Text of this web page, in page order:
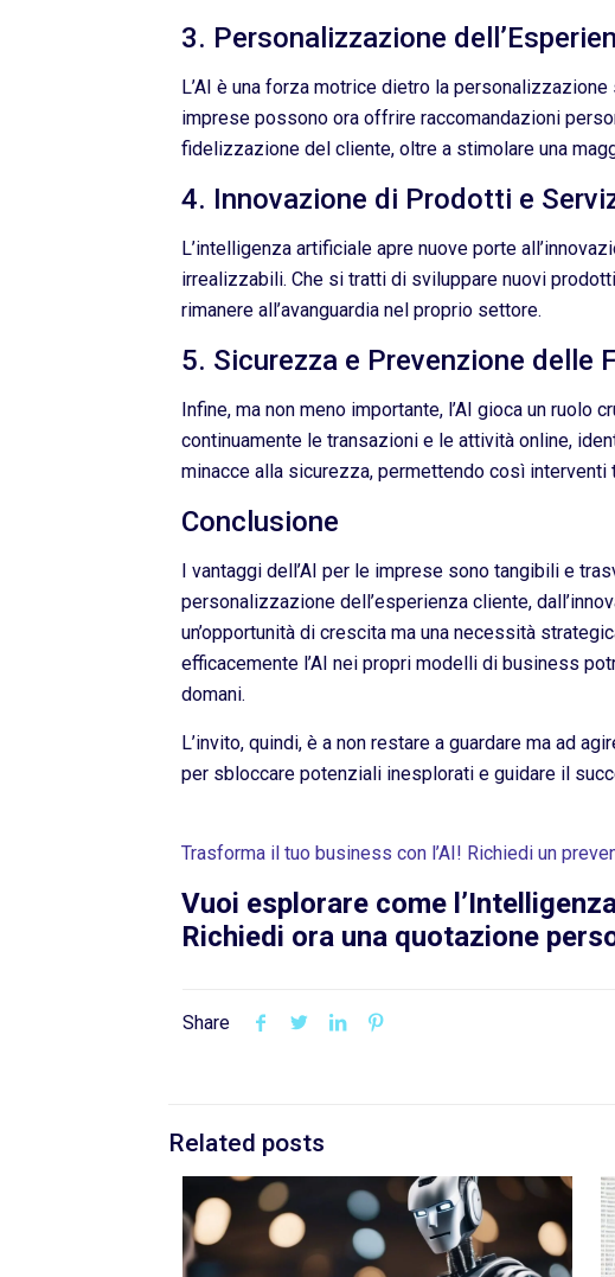
3. Personalizzazione
L’AI è una forza motrice dietro la
imprese possono ora offrire raccomandazioni
fidelizzazione del cliente, oltre a stimolare una
4. Innovazione di Prodotti e
L’intelligenza artificiale apre nuove porte
irrealizzabili. Che si tratti di sviluppare nuovi
rimanere all’avanguardia nel proprio settore.
5. Sicurezza e Prevenzione delle
Infine, ma non meno importante, l’AI gioca un
continuamente le transazioni e le attività online,
minacce alla sicurezza, permettendo così interventi
Conclusione
I vantaggi dell’AI per le imprese sono tangibili e
personalizzazione dell’esperienza cliente,
un’opportunità di crescita ma una necessità
efficacemente l’AI nei propri modelli di business
domani.
L’invito, quindi, è a non restare a guardare ma ad
per sbloccare potenziali inesplorati e guidare il
Trasforma il tuo business con l’AI! Richiedi un
Vuoi esplorare come
Richiedi ora una quotazione
Share
Related posts